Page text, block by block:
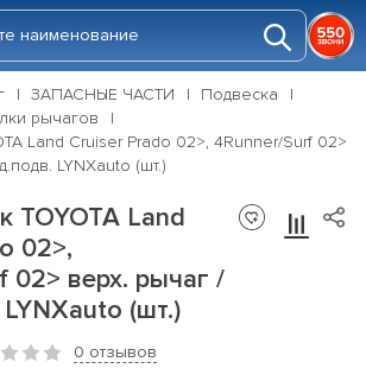
ЗАПАСНЫЕ ЧАСТИ
Подвеска
рычагов
Land Cruiser Prado 02>, 4Runner/Surf 02>
LYNXauto (шт.)
TOYOTA Land
02>,
02> верх. рычаг /
(шт.)
0 отзывов